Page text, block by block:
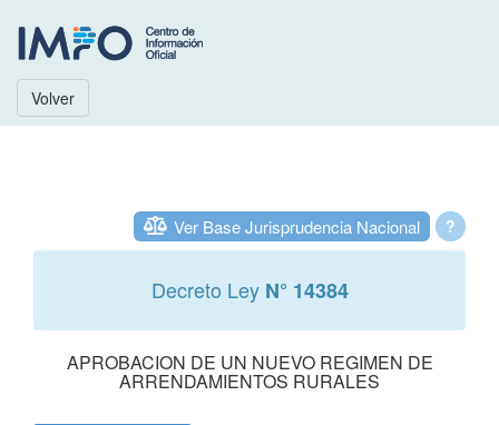
Volver
?
Ver Base Jurisprudencia Nacional
Decreto Ley N° 14384
APROBACION DE UN NUEVO REGIMEN DE
ARRENDAMIENTOS RURALES